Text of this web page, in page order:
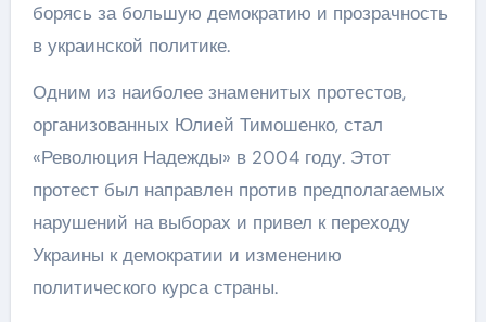
борясь за большую демократию и прозрачность
в украинской политике.
Одним из наиболее знаменитых протестов,
организованных Юлией Тимошенко, стал
«Революция Надежды» в 2004 году. Этот
протест был направлен против предполагаемых
нарушений на выборах и привел к переходу
Украины к демократии и изменению
политического курса страны.